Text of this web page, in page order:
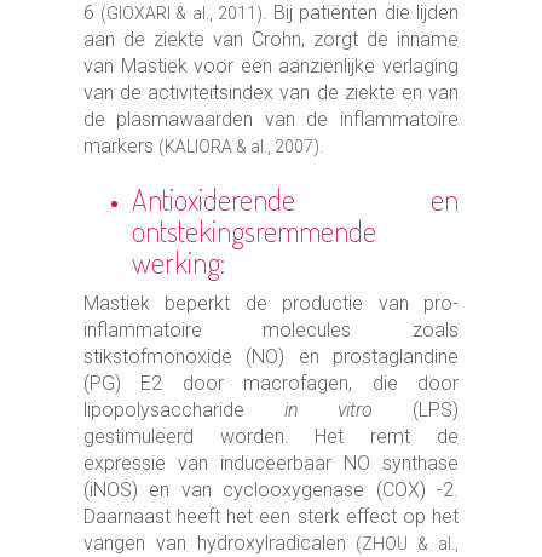
6 (GIOXARI & al., 2011). Bij patiënten die lijden
aan de ziekte van Crohn, zorgt de inname
van Mastiek voor een aanzienlijke verlaging
van de activiteitsindex van de ziekte en van
de plasmawaarden van de inflammatoire
markers (KALIORA & al., 2007).
Antioxiderende en
ontstekingsremmende
werking:
Mastiek beperkt de productie van pro-
inflammatoire molecules zoals
stikstofmonoxide (NO) en prostaglandine
(PG) E2 door macrofagen, die door
lipopolysaccharide in vitro (LPS)
gestimuleerd worden. Het remt de
expressie van induceerbaar NO synthase
(iNOS) en van cyclooxygenase (COX) -2.
Daarnaast heeft het een sterk effect op het
vangen van hydroxylradicalen
(ZHOU & al.,